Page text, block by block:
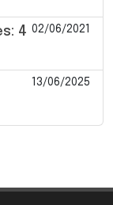
4 02/06/2021
13/06/2025